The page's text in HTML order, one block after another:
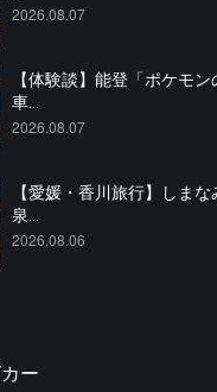
2026.08.07
【体験談】能登「ポケモ
車...
2026.08.07
【愛媛・香川旅行】しま
泉...
2026.08.06
ー